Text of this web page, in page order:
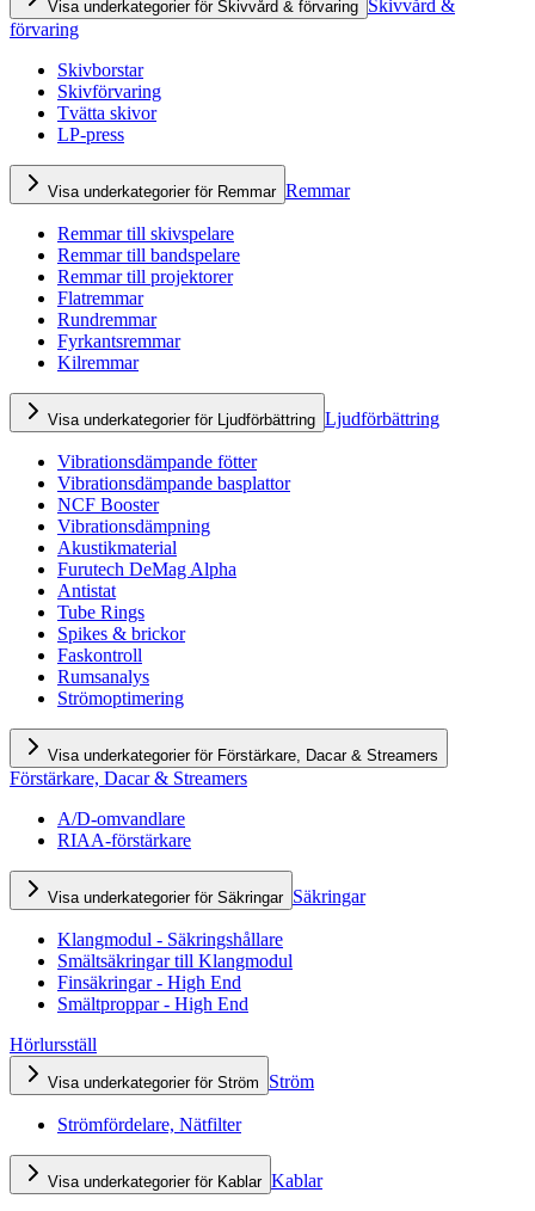
Visa underkategorier för Skivvård & förvaring Skivvård &
förvaring
Skivborstar
Skivförvaring
Tvätta skivor
LP-press
Visa underkategorier för Remmar Remmar
Remmar till skivspelare
Remmar till bandspelare
Remmar till projektorer
Flatremmar
Rundremmar
Fyrkantsremmar
Kilremmar
Visa underkategorier för Ljudförbättring Ljudförbättring
Vibrationsdämpande fötter
Vibrationsdämpande basplattor
NCF Booster
Vibrationsdämpning
Akustikmaterial
Furutech DeMag Alpha
Antistat
Tube Rings
Spikes & brickor
Faskontroll
Rumsanalys
Strömoptimering
Visa underkategorier för Förstärkare, Dacar & Streamers
Förstärkare, Dacar & Streamers
A/D-omvandlare
RIAA-förstärkare
Visa underkategorier för Säkringar Säkringar
Klangmodul - Säkringshållare
Smältsäkringar till Klangmodul
Finsäkringar - High End
Smältproppar - High End
Hörlursställ
Visa underkategorier för Ström Ström
Strömfördelare, Nätfilter
Visa underkategorier för Kablar Kablar